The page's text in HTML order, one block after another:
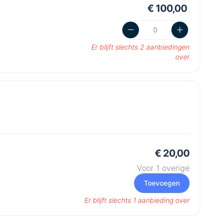
€ 100,00
Er blijft slechts 2 aanbiedingen
over
€ 20,00
Voor 1 overige
Toevoegen
Er blijft slechts 1 aanbieding over